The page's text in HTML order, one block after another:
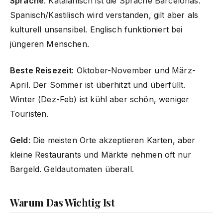
Spanisch/Kastilisch wird verstanden, gilt aber als
kulturell unsensibel. Englisch funktioniert bei
jüngeren Menschen.
Beste Reisezeit: Oktober-November und März-
April. Der Sommer ist überhitzt und überfüllt.
Winter (Dez-Feb) ist kühl aber schön, weniger
Touristen.
Geld: Die meisten Orte akzeptieren Karten, aber
kleine Restaurants und Märkte nehmen oft nur
Bargeld. Geldautomaten überall.
Warum Das Wichtig Ist